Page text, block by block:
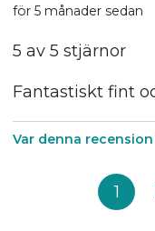
för 5 månader sedan
5 av 5 stjärnor
Fantastiskt fint
Var denna
1